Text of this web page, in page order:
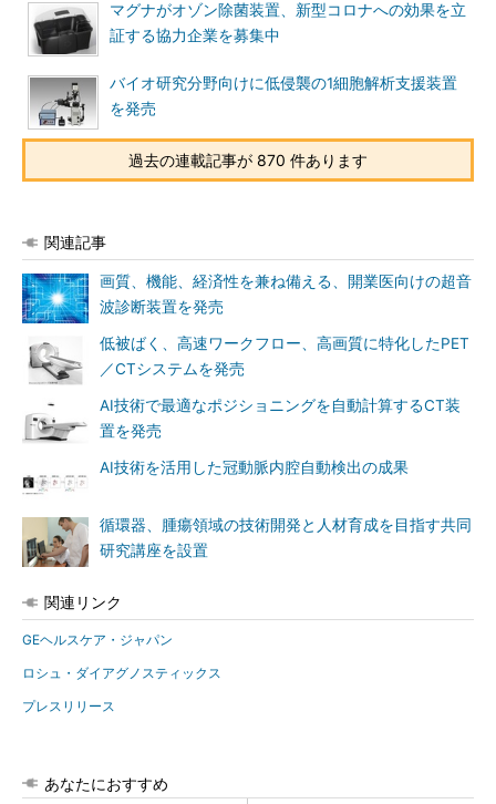
マグナがオゾン除菌装置、新型コロナへの効果を立
証する協力企業を募集中
バイオ研究分野向けに低侵襲の1細胞解析支援装置
を発売
過去の連載記事が 870 件あります
関連記事
画質、機能、経済性を兼ね備える、開業医向けの超音
波診断装置を発売
低被ばく、高速ワークフロー、高画質に特化したPET
／CTシステムを発売
AI技術で最適なポジショニングを自動計算するCT装
置を発売
AI技術を活用した冠動脈内腔自動検出の成果
循環器、腫瘍領域の技術開発と人材育成を目指す共同
研究講座を設置
関連リンク
GEヘルスケア・ジャパン
ロシュ・ダイアグノスティックス
プレスリリース
あなたにおすすめ